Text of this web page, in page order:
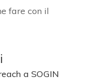
fare con il
a SOGIN